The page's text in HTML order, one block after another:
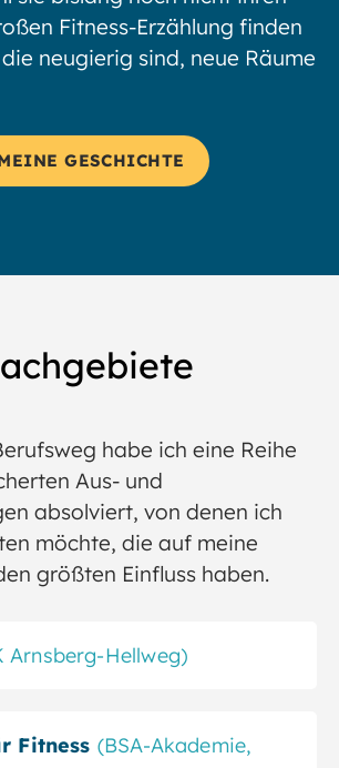
Fitness-Erzählung finden
neugierig sind, neue Räume
GESCHICHTE
habe ich eine Reihe
Aus- und
absolviert, von denen ich
möchte, die auf meine
größten Einfluss haben.
Arnsberg-Hellweg)
Fitness (BSA-Akademie,